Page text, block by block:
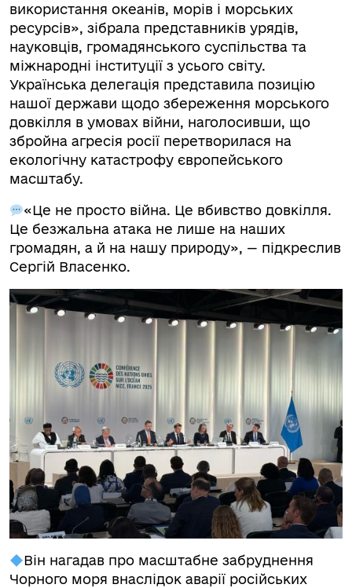
використання океанів, морів і морських
ресурсів», зібрала представників урядів,
науковців, громадянського суспільства та
міжнародні інституції з усього світу.
Українська делегація представила позицію
нашої держави щодо збереження морського
довкілля в умовах війни, наголосивши, що
збройна агресія росії перетворилася на
екологічну катастрофу європейського
масштабу.
«Це не просто війна. Це вбивство довкілля.
Це безжальна атака не лише на наших
громадян, а й на нашу природу», — підкреслив
Сергій Власенко.
Він нагадав про масштабне забруднення
Чорного моря внаслідок аварії російських